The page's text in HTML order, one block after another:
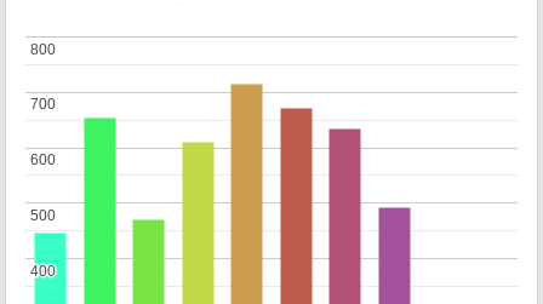
400
400
500
500
600
600
700
700
800
800